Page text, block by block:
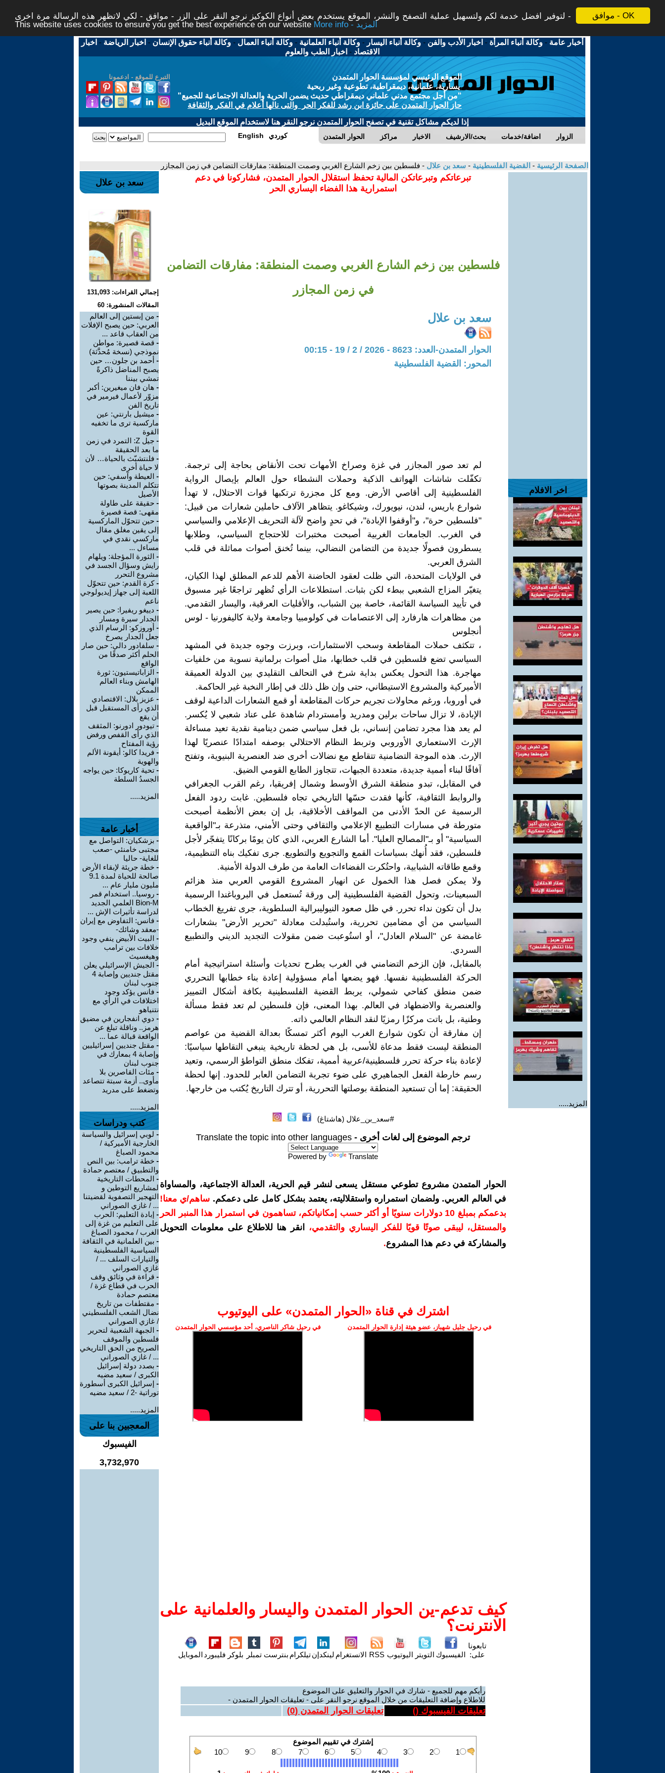
موافق - OK
لتوفير افضل خدمة لكم ولتسهيل عملية التصفح والنشر، الموقع يستخدم بعض أنواع الكوكيز نرجو النقر على الزر - موافق - لكي لاتظهر هذه الرسالة مرة اخرى -
This website uses cookies to ensure you get the best experience on our website
More info - المزيد
أخبار عامة -وكالة أنباء المرأة - اخبار الأدب والفن -وكالة أنباء اليسار -وكالة أنباء العلمانية -وكالة أنباء العمال -وكالة أنباء حقوق الإنسان - اخبار الرياضة - اخبار
الاقتصاد - اخبار الطب والعلوم
التبرع للموقع - ادعمونا
الموقع الرئيسي لمؤسسة الحوار المتمدن
يسارية، علمانية، ديمقراطية، تطوعية وغير ربحية
"من أجل مجتمع مدني علماني ديمقراطي حديث يضمن الحرية والعدالة الاجتماعية للجميع"
حاز الحوار المتمدن على جائزة ابن رشد للفكر الحر والتى نالها أعلام في الفكر والثقافة
إذا لديكم مشاكل تقنية في تصفح الحوار المتمدن نرجو النقر هنا لاستخدام الموقع البديل
الحوار المتمدن مراكز الاخبار بحث/الارشيف اضافة/خدمات الزوار English كوردي
الصفحة الرئيسية - القضية الفلسطينية - سعد بن علال - فلسطين بين زخم الشارع الغربي وصمت المنطقة: مفارقات التضامن في زمن المجازر
اخر الافلام
المزيد.....
تبرعاتكم وتبرعاتكن المالية تحفظ استقلال الحوار المتمدن، فشاركونا في دعم
استمرارية هذا الفضاء اليساري الحر
فلسطين بين زخم الشارع الغربي وصمت المنطقة: مفارقات التضامن
في زمن المجازر
سعد بن علال
الحوار المتمدن-العدد: 8623 - 2026 / 2 / 19 - 00:15
المحور: القضية الفلسطينية
لم تعد صور المجازر في غزة وصراخ الأمهات تحت الأنقاض بحاجة إلى ترجمة.
تكفّلت شاشات الهواتف الذكية وحملات النشطاء حول العالم بإيصال الرواية
الفلسطينية إلى أقاصي الأرض. ومع كل مجزرة ترتكبها قوات الاحتلال، لا تهدأ
شوارع باريس، لندن، نيويورك، وشيكاغو. يتظاهر الآلاف حاملين شعارات من قبيل:
"فلسطين حرة"، و"أوقفوا الإبادة"، في تحدٍ واضح لآلة التحريف الإعلامي والسياسي
في الغرب. الجامعات الغربية أصبحت مختبرات للاحتجاج السياسي، وطلابها
يسطرون فصولًا جديدة من التضامن النضالي، بينما تُخنق أصوات مماثلة في قلب
الشرق العربي.
في الولايات المتحدة، التي ظلت لعقود الحاضنة الأهم للدعم المطلق لهذا الكيان،
يتغيّر المزاج الشعبي ببطء لكن بثبات. استطلاعات الرأي تُظهر تراجعًا غير مسبوق
في تأييد السياسة القائمة، خاصة بين الشباب، والأقليات العرقية، واليسار التقدمي.
من مظاهرات هارفارد إلى الاعتصامات في كولومبيا وجامعة ولاية كاليفورنيا - لوس
أنجلوس
، تتكثف حملات المقاطعة وسحب الاستثمارات، وبرزت وجوه جديدة في المشهد
السياسي تضع فلسطين في قلب خطابها، مثل أصوات برلمانية نسوية من خلفيات
مهاجرة. هذا التحول يعكس بداية شرخ في التحالف التقليدي بين الدولة العميقة
الأميركية والمشروع الاستيطاني، حتى وإن ظل ذلك في إطار النخبة غير الحاكمة.
في أوروبا، ورغم محاولات تجريم حركات المقاطعة أو قمع الشعارات الداعية لوقف
الإبادة، لا تزال ساحات برلين ومدريد وأمستردام شاهدة على عناد شعبي لا يُكسر.
لم يعد هذا مجرد تضامن إنساني، بل فعل سياسي ضمن دينامية نقدية تعيد مساءلة
الإرث الاستعماري الأوروبي وتربط النظام الاحتلالي بوصفه امتدادًا عنصريًا لهذا
الإرث. هذه الموجة التضامنية تتقاطع مع نضالات أخرى ضد العنصرية البنيوية، وتفتح
آفاقًا لبناء أممية جديدة، متعددة الجبهات، تتجاوز الطابع القومي الضيق.
في المقابل، تبدو منطقة الشرق الأوسط وشمال إفريقيا، رغم القرب الجغرافي
والروابط الثقافية، كأنها فقدت حسّها التاريخي تجاه فلسطين. غابت ردود الفعل
الرسمية عن الحدّ الأدنى من المواقف الأخلاقية، بل إن بعض الأنظمة أصبحت
متورطة في مسارات التطبيع الإعلامي والثقافي وحتى الأمني، متذرعة بـ"الواقعية
السياسية" أو بـ"المصالح العليا". أما الشارع العربي، الذي كان يومًا بركانًا يتفجّر لأجل
فلسطين، فقد أُنهك بسياسات القمع والتجويع والتطويع. جرى تفكيك بناه التنظيمية،
وقمع طاقاته الشبابية، واحتُكرت الفضاءات العامة من طرف الدولة الأمنية.
ولا يمكن فصل هذا الخمول عن انهيار المشروع القومي العربي منذ هزائم
السبعينات، وتحول القضية الفلسطينية إلى ورقة تُستعمل في البروباغندا الرسمية
بدل أن تكون نداء تحرر. في ظل صعود النيوليبرالية السلطوية، جرى تفريغ الخطاب
السياسي من أي مضامين تحررية، واستُبدلت معادلة "تحرير الأرض" بشعارات
غامضة عن "السلام العادل"، أو استُوعبت ضمن مقولات التجديد الديني والتطبيع
السردي.
بالمقابل، فإن الزخم التضامني في الغرب يطرح تحديات وأسئلة استراتيجية أمام
الحركة الفلسطينية نفسها. فهو يضعها أمام مسؤولية إعادة بناء خطابها التحرري
ضمن منطق كفاحي شمولي، يربط القضية الفلسطينية بكافة أشكال التمييز
والعنصرية والاضطهاد في العالم. بهذا المعنى، فإن فلسطين لم تعد فقط مسألة
وطنية، بل باتت مركزًا رمزيًا لنقد النظام العالمي ذاته.
إن مفارقة أن تكون شوارع الغرب اليوم أكثر تمسكًا بعدالة القضية من عواصم
المنطقة ليست فقط مدعاة للأسى، بل هي لحظة تاريخية ينبغي التقاطها سياسيًا:
لإعادة بناء حركة تحرر فلسطينية/عربية أممية، تفكك منطق التواطؤ الرسمي، وتعيد
رسم خارطة الفعل الجماهيري على ضوء تجربة التضامن العابر للحدود. إنها لحظة
الحقيقة: إما أن تستعيد المنطقة بوصلتها التحررية، أو تترك التاريخ يُكتب من خارجها.
#سعد_بن_علال (هاشتاغ)
ترجم الموضوع إلى لغات أخرى - Translate the topic into other languages
Powered by Translate
الحوار المتمدن مشروع تطوعي مستقل يسعى لنشر قيم الحرية، العدالة الاجتماعية، والمساواة
في العالم العربي. ولضمان استمراره واستقلاليته، يعتمد بشكل كامل على دعمكم. ساهم/ي معنا!
بدعمكم بمبلغ 10 دولارات سنويًا أو أكثر حسب إمكانياتكم، تساهمون في استمرار هذا المنبر الحر
والمستقل، ليبقى صوتًا قويًا للفكر اليساري والتقدمي،
انقر هنا للاطلاع على معلومات التحويل
والمشاركة في دعم هذا المشروع.
اشترك في قناة ‫«الحوار المتمدن» على اليوتيوب
في رحيل جليل شهباز، عضو هيئة إدارة الحوار المتمدن في رحيل شاكر الناصري، أحد مؤسسي الحوار المتمدن
كيف تدعم-ين الحوار المتمدن واليسار والعلمانية على
الانترنت؟
تابعونا
على: الفيسبوك التويتر اليوتيوب RSS الانستغرام لينكدإنتيلكرام بنترست تمبلر بلوكر فليبورد الموبايل
رأيكم مهم للجميع - شارك في الحوار والتعليق على الموضوع
للاطلاع وإضافة التعليقات من خلال الموقع نرجو النقر على - تعليقات الحوار المتمدن -
تعليقات الفيسبوك () تعليقات الحوار المتمدن (0
)
سعد بن علال
إجمالي القراءات: 131,093
المقالات المنشورة: 60
- من إبستين إلى العالم
العربي: حين يصبح الإفلات
من العقاب قاعد ...
- قصة قصيرة: مواطن
نموذجي (نسخة مُحدَّثة)
- أحمد بن جلون… حين
يصبح المناضل ذاكرةً
تمشي بيننا
- هان فان ميغيرين: أكبر
مزوّر لأعمال فيرمير في
تاريخ الفن
- ميشيل بارنتي: عين
ماركسية ترى ما تخفيه
القوة
-
جيل Z: التمرد في زمن
ما بعد الحقيقة
- فلنتشبّث بالحياة… لأن
لا حياة أخرى
- العيطة وآسفي: حين
تتكلم المدينة بصوتها
الأصيل
- حقيقة على طاولة
مقهى: قصة قصيرة
- حين تتحوّل الماركسية
إلى يقين مغلق مقال
ماركسي نقدي في
مساءل ...
- الثورة المؤجلة: ويلهام
رايش وسؤال الجسد في
مشروع التحرر
-كرة القدم: حين تتحوّل
اللعبة إلى جهاز إيديولوجي
ناعم
- دييغو ريفيرا: حين يصير
الجدار سيرة ومسار
- أوروزكو: الرسام الذي
جعل الجدار يصرخ
- سلفادور دالي: حين صار
الحلم أكثر صدقًا من
الواقع
- الزاباتيستيون: ثورة
الهامش وبناء العالم
الممكن
- عزيز بلال: الاقتصادي
الذي رأى المستقبل قبل
أن يقع
- تيودور ادورنو: المثقف
الذي رأى القفص ورفض
رؤية المفتاح
- فريدا كالو: أيقونة الألم
والهوية
- تحية كاريوكا: حين يواجه
الجسدُ السلطة
المزيد.....
أخبار عامة
- بزشكيان: التواصل مع
مجتبى خامنئي -صعب
للغاية- حاليا
- خطة جريئة لإبقاء الأرض
صالحة للحياة لمدة 9.1
مليون مليار عام ...
- روسيا.. استخدام قمر
Bion-M العلمي الجديد
لدراسة تأثيرات الإش ...
- فانس: التفاوض مع إيران
-معقد وشائك-
- البيت الأبيض ينفي وجود
خلافات بين ترامب
وهيغسيث
- الجيش الإسرائيلي يعلن
مقتل جنديين وإصابة 4
جنوب لبنان
- فانس يؤكد وجود
اختلافات في الرأي مع
نتنياهو
- دوي انفجارين في مضيق
هرمز.. وناقلة تبلغ عن
الواقعة قبالة عما ...
- مقتل جنديين إسرائيليين
وإصابة 4 بمعارك في
جنوب لبنان
- مئات القاصرين بلا
مأوى.. أزمة سبتة تتصاعد
وتضغط على مدريد
المزيد.....
كتب ودراسات
- لوبي إسرائيل والسياسة
الخارجية الأميركية /
محمود الصباغ
- خطة ترامب: بين النص
والتطبيق / معتصم حمادة
- المحطات التاريخية
لمشاريع التوطين و
التهجير التصفوية لقضيتنا
... / غازي الصوراني
- إبادة التعليم: الحرب
على التعليم من غزة إلى
الغرب / محمود الصباغ
- بين العلمانية في الثقافة
السياسية الفلسطينية
والتيارات السلف ... /
غازي الصوراني
- قراءة في وثائق وقف
الحرب في قطاع غزة /
معتصم حمادة
- مقتطفات من تاريخ
نضال الشعب الفلسطيني
/ غازي الصوراني
- الجبهة الشعبية لتحرير
فلسطين والموقف
الصريح من الحق التاريخي
... / غازي الصوراني
- بصدد دولة إسرائيل
الكبرى / سعيد مضيه
- إسرائيل الكبرى أسطورة
توراتية -2 / سعيد مضيه
المزيد.....
المعجبين بنا على
الفيسبوك
3,732,970